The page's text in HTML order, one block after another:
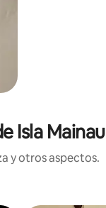
Isla Mainau
y otros aspectos.